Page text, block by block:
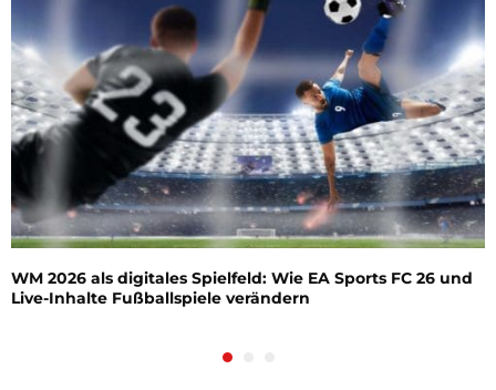
WM 2026 als digitales Spielfeld: Wie EA Sports FC 26 und
Live-Inhalte Fußballspiele verändern